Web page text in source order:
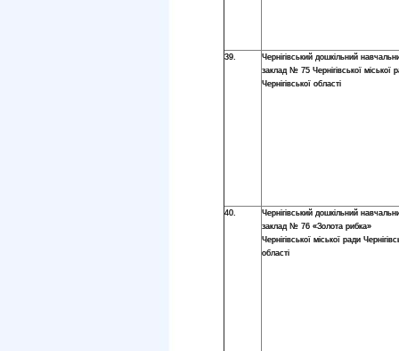
39.
Чернігівський дошкільний
заклад № 75 Чернігівської міської
Чернігівської області
40.
Чернігівський дошкільний
заклад № 76 «Золота рибка»
Чернігівської міської ради
області